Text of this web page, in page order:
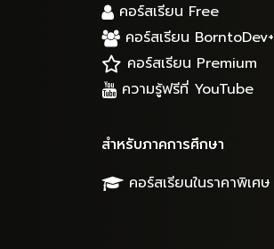
คอร์สเรียน Free
คอร์สเรียน BorntoDev+
คอร์สเรียน Premium
ความรู้ฟรีที่ YouTube
สำหรับภาคการศึกษา
คอร์สเรียนในราคาพิเศษ